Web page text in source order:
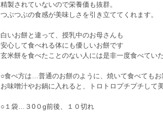
精製されていないので栄養価も抜群。
つぶつぶの食感が美味しさを引き立ててくれます。
白いお餅と違って、授乳中のお母さんも
安心して食べれる体にも優しいお餅です
玄米餅を食べたことのない人には是非一度食べてい
○食べ方は…普通のお餅のように、焼いて食べても
お味噌汁やお鍋に入れると、トロトロプチプチして
○１袋…３0０g前後、１０切れ